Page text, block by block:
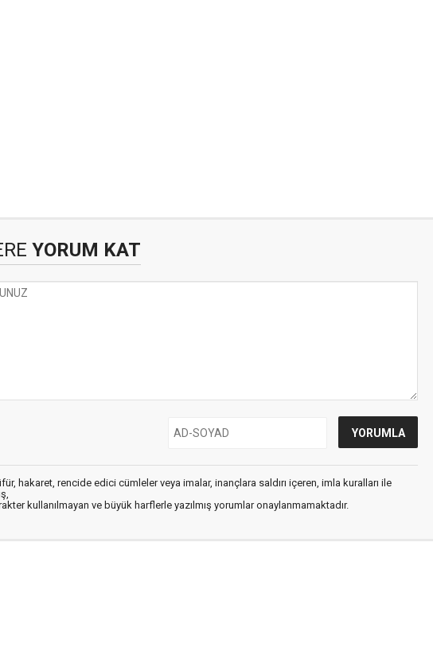
YORUM KAT
hakaret, rencide edici cümleler veya imalar, inançlara saldırı içeren, imla kuralları ile
kullanılmayan ve büyük harflerle yazılmış yorumlar onaylanmamaktadır.